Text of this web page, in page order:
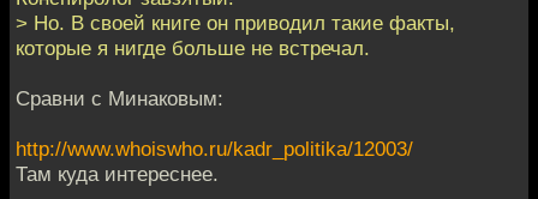
> Но. В своей книге он приводил такие факты,
которые я нигде больше не встречал.
Сравни с Минаковым:
http://www.whoiswho.ru/kadr_politika/12003/
Там куда интереснее.